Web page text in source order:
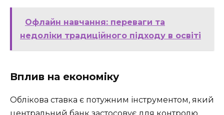
Офлайн навчання: переваги та
недоліки традиційного підходу в освіті
Вплив на економіку
Облікова ставка є потужним інструментом, який